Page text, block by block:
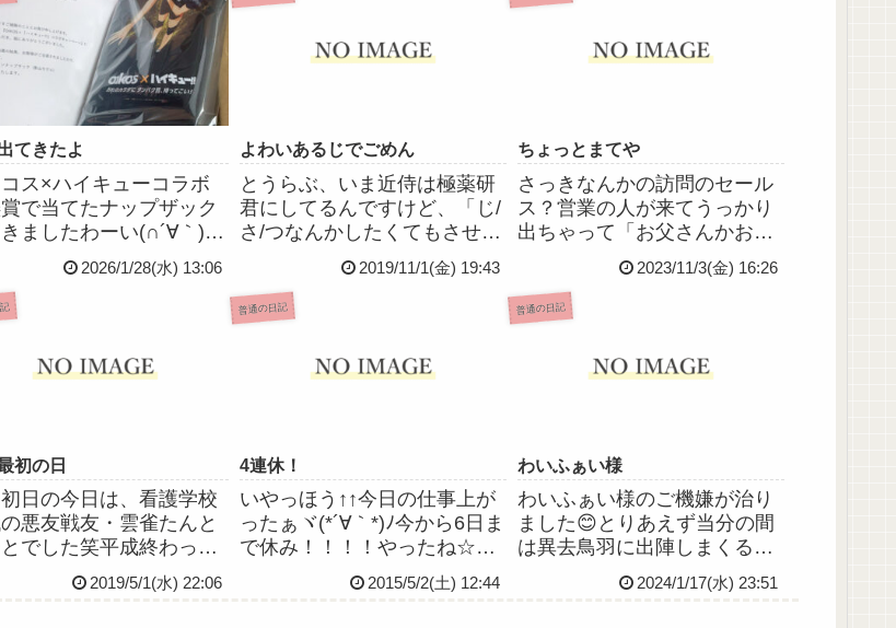
てきたよ
ス×ハイキューコラボ
で当てたナップザック
ましたわーい(∩´∀｀)∩
通い用に活用させていた
ますっ今日はお休みだっ
家族の通院の付き添い
てましたあと昨夜はず
てなかった、勤務先の
2026/1/28(水) 13:06
よわいあるじでごめん
とうらぶ、いま近侍は極薬研
君にしてるんですけど、「じ/
さ/つなんかしたくてもさせな
いよ」って台詞にハッとさせ
られましたよわいあるじでご
めん、心配かけてごめん、も
う大丈夫だからゲーム内の台
れたとおりに喋っただけなん
2019/11/1(金) 19:43
ちょっとまてや
さっきなんかの訪問のセール
ス？営業の人が来てうっかり
出ちゃって「お父さんかお母
さんいますか？」って聞かれ
てわたしも普通に「いないで
す」って答えてお帰りいただ
いたけどわたし何歳だと思わ
確認されたことないのになん
2023/11/3(金) 16:26
初の日
日の今日は、看護学校
悪友戦友・雲雀たんと
でした笑平成終わっち
たね、私らも年取ったよ
ラサーになっても独り身
2019/5/1(水) 22:06
普通の日記
4連休！
いやっほう↑↑今日の仕事上が
ったぁヾ(*´∀｀*)ﾉ今から6日ま
で休み！！！！やったね☆＼
(^ω^＼)(／^ω^)／ﾜｰｲ
2015/5/2(土) 12:44
普通の日記
わいふぁい様
わいふぁい様のご機嫌が治り
ました😊とりあえず当分の間
は異去鳥羽に出陣しまくる予
2024/1/17(水) 23:51